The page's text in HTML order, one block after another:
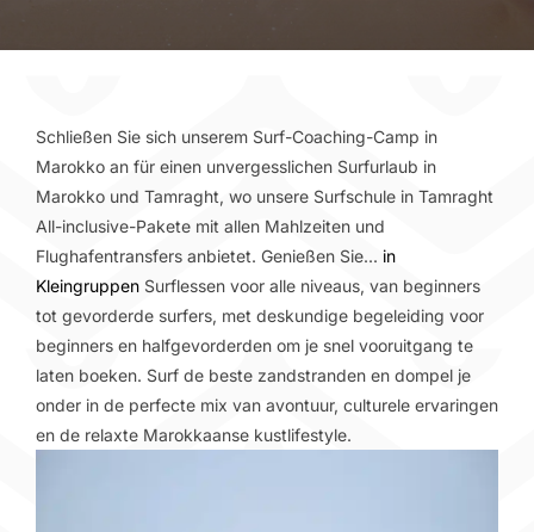
Schließen Sie sich unserem Surf-Coaching-Camp in
Marokko an für einen unvergesslichen Surfurlaub in
Marokko und Tamraght, wo unsere Surfschule in Tamraght
All-inclusive-Pakete mit allen Mahlzeiten und
Flughafentransfers anbietet. Genießen Sie... in
Kleingruppen Surflessen voor alle niveaus, van beginners
tot gevorderde surfers, met deskundige begeleiding voor
beginners en halfgevorderden om je snel vooruitgang te
laten boeken. Surf de beste zandstranden en dompel je
onder in de perfecte mix van avontuur, culturele ervaringen
en de relaxte Marokkaanse kustlifestyle.